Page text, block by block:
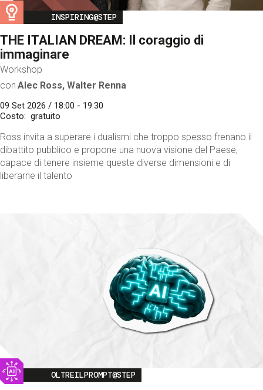
Image
INSPIRING@STEP
THE ITALIAN DREAM: Il coraggio di
immaginare
Workshop
con Alec Ross, Walter Renna
09 Set 2026 / 18:00 - 19:30
Costo
gratuito
Ross invita a superare i dualismi che troppo spesso frenano il
dibattito pubblico e propone una nuova visione del Paese,
capace di tenere insieme queste diverse dimensioni e di
liberarne il talento
Image
OLTREILPROMPT@STEP